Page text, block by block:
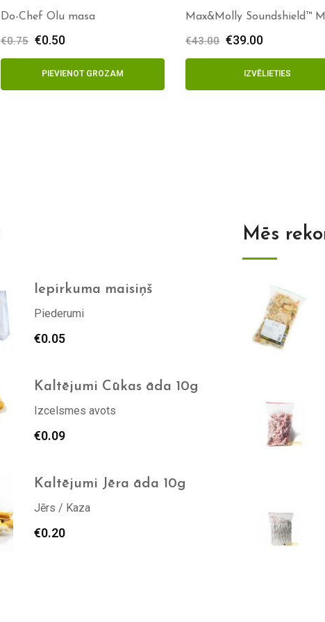
Do-Chef Olu masa
€0.75 €0.50
PIEVIENOT GROZAM
Max&Molly Soundshield™
€43.00 €39.00
IZVĒLIETIES
Iepirkuma maisiņš
Piederumi
€0.05
Kaltējumi Cūkas āda 10g
Izcelsmes avots
€0.09
Kaltējumi Jēra āda 10g
Jērs / Kaza
€0.20
Mēs